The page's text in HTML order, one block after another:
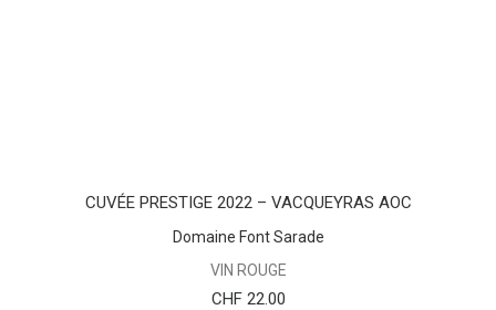
CUVÉE PRESTIGE 2022 – VACQUEYRAS AOC
Domaine Font Sarade
VIN ROUGE
CHF22.00